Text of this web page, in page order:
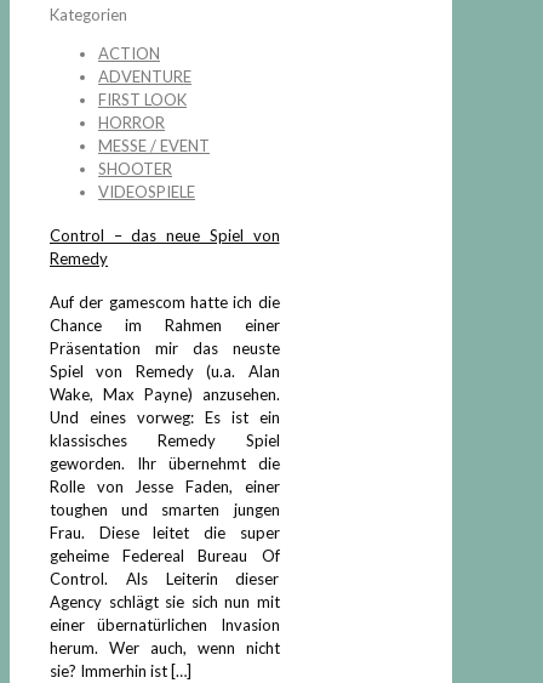
Kategorien
ACTION
ADVENTURE
FIRST LOOK
HORROR
MESSE / EVENT
SHOOTER
VIDEOSPIELE
Control – das neue Spiel von
Remedy
Auf der gamescom hatte ich die
Chance im Rahmen einer
Präsentation mir das neuste
Spiel von Remedy (u.a. Alan
Wake, Max Payne) anzusehen.
Und eines vorweg: Es ist ein
klassisches Remedy Spiel
geworden. Ihr übernehmt die
Rolle von Jesse Faden, einer
toughen und smarten jungen
Frau. Diese leitet die super
geheime Federeal Bureau Of
Control. Als Leiterin dieser
Agency schlägt sie sich nun mit
einer übernatürlichen Invasion
herum. Wer auch, wenn nicht
sie? Immerhin ist […]